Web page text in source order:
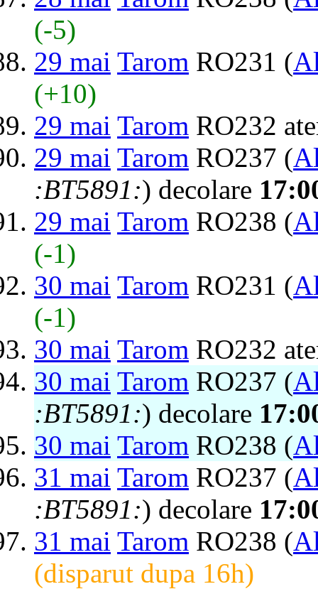
(-5)
29 mai Tarom RO231 (
(+10)
29 mai Tarom RO232
29 mai Tarom RO237 (
:BT5891:) decolare
29 mai Tarom RO238 (
(-1)
30 mai Tarom RO231 (
(-1)
30 mai Tarom RO232
30 mai Tarom RO237 (
:BT5891:) decolare
30 mai Tarom RO238 (
31 mai Tarom RO237 (
:BT5891:) decolare
31 mai Tarom RO238 (
(disparut dupa 16h)